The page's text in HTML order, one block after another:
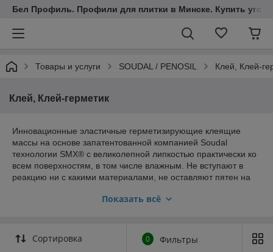
Бел Профиль. Профили для плитки в Минске. Купить
Товары и услуги SOUDAL / PENOSIL Клей, Клей-
Клей, Клей-герметик
Инновационные эластичные герметизирующие клеящие
массы на основе запатентованной компанией Soudal
технологии SMX® с великолепной липкостью практически ко
всем поверхностям, в том числе влажным. Не вступают в
реакцию ни с какими материалами, не оставляют пятен на
Можно окрашивать, также водными красками. Благодаря
излучению и широкому диапазону температур, благодаря
чему их можно применять для любых наружных работ,
Показать всё
Сортировка 0 Фильтры